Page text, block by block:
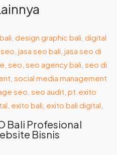
Bali Profesional
Bisnis